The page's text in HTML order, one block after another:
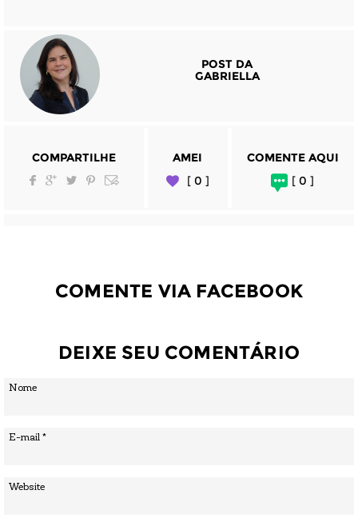
POST DA
GABRIELLA
COMPARTILHE
AMEI
[ 0 ]
COMENTE AQUI
[ 0 ]
COMENTE VIA FACEBOOK
DEIXE SEU COMENTÁRIO